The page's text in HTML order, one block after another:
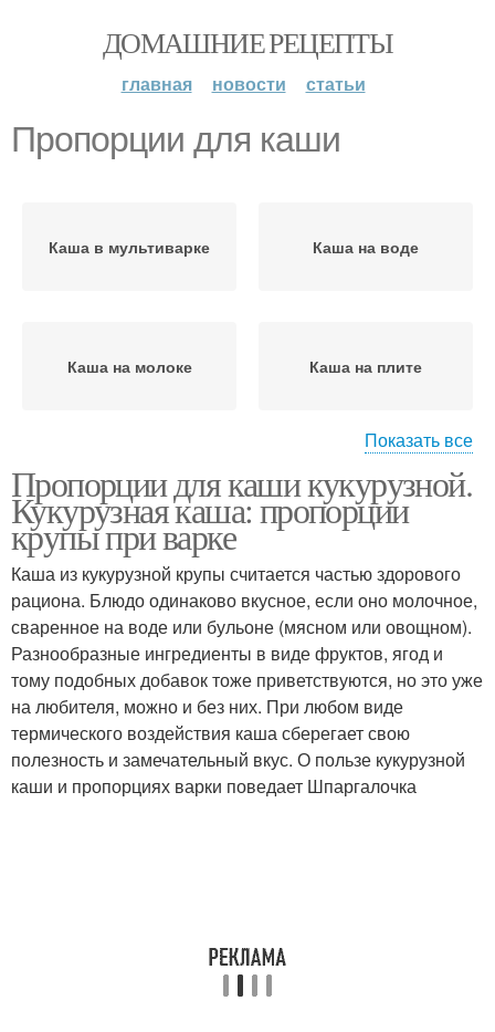
ДОМАШНИЕ РЕЦЕПТЫ
главная новости статьи
Пропорции для каши
Каша в мультиварке Каша на воде
Каша на молоке Каша на плите
Каши в мультиварке Каши на плите
Кукурузная каша
Пропорции для
кукурузной каши
Показать все
Пропорции для каши кукурузной.
Кукурузная каша: пропорции
крупы при варке
Каша из кукурузной крупы считается частью здорового
рациона. Блюдо одинаково вкусное, если оно молочное,
сваренное на воде или бульоне (мясном или овощном).
Разнообразные ингредиенты в виде фруктов, ягод и
тому подобных добавок тоже приветствуются, но это уже
на любителя, можно и без них. При любом виде
термического воздействия каша сберегает свою
полезность и замечательный вкус. О пользе кукурузной
каши и пропорциях варки поведает Шпаргалочка